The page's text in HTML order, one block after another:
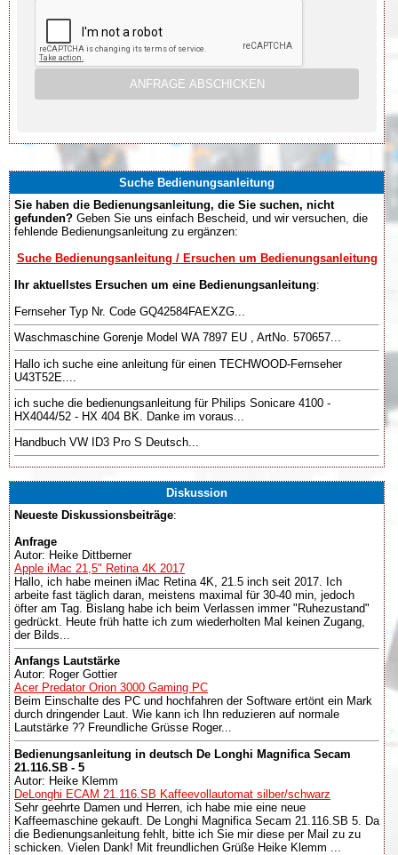
Suche Bedienungsanleitung
Sie haben die Bedienungsanleitung, die Sie suchen, nicht
gefunden? Geben Sie uns einfach Bescheid, und wir versuchen, die
fehlende Bedienungsanleitung zu ergänzen:
Suche Bedienungsanleitung / Ersuchen um Bedienungsanleitung
Ihr aktuellstes Ersuchen um eine Bedienungsanleitung:
Fernseher Typ Nr. Code GQ42584FAEXZG...
Waschmaschine Gorenje Model WA 7897 EU , ArtNo. 570657...
Hallo ich suche eine anleitung für einen TECHWOOD-Fernseher
U43T52E....
ich suche die bedienungsanleitung für Philips Sonicare 4100 -
HX4044/52 - HX 404 BK. Danke im voraus...
Handbuch VW ID3 Pro S Deutsch...
Diskussion
Neueste Diskussionsbeiträge:
Anfrage
Autor: Heike Dittberner
Apple iMac 21,5" Retina 4K 2017
Hallo, ich habe meinen iMac Retina 4K, 21.5 inch seit 2017. Ich
arbeite fast täglich daran, meistens maximal für 30-40 min, jedoch
öfter am Tag. Bislang habe ich beim Verlassen immer "Ruhezustand"
gedrückt. Heute früh hatte ich zum wiederholten Mal keinen Zugang,
der Bilds...
Anfangs Lautstärke
Autor: Roger Gottier
Acer Predator Orion 3000 Gaming PC
Beim Einschalte des PC und hochfahren der Software ertönt ein Mark
durch dringender Laut. Wie kann ich Ihn reduzieren auf normale
Lautstärke ?? Freundliche Grüsse Roger...
Bedienungsanleitung in deutsch De Longhi Magnifica Secam
21.116.SB - 5
Autor: Heike Klemm
DeLonghi ECAM 21.116.SB Kaffeevollautomat silber/schwarz
Sehr geehrte Damen und Herren, ich habe mie eine neue
Kaffeemaschine gekauft. De Longhi Magnifica Secam 21.116.SB 5. Da
die Bedienungsanleitung fehlt, bitte ich Sie mir diese per Mail zu zu
schicken. Vielen Dank! Mit freundlichen Grüße Heike Klemm ...